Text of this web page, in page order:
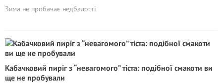
Зима не пробачає недбалості
Кабачковий пиріг з “невагомого” тіста: подібної смакоти ви
ще не пробували